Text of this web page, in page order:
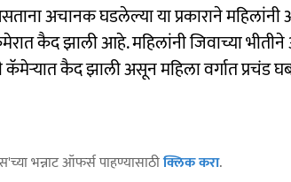
अचानक घडलेल्या या प्रकाराने
कैद झाली आहे. महिलांनी जिवाच्या
कॅमेऱ्यात कैद झाली असून महिला वर्गात प्रचंड
भन्नाट ऑफर्स पाहण्यासाठीक्लिक करा.